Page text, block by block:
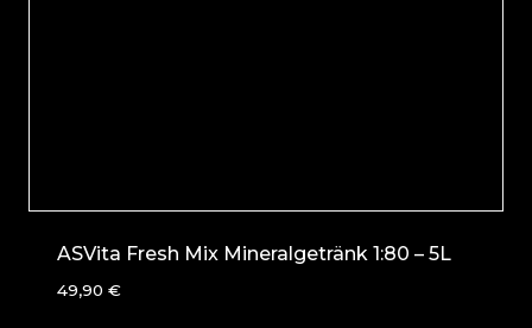
ASVita Fresh Mix Mineralgetränk 1:80 – 5L
49,90 €